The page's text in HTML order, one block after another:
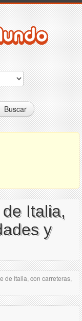
Buscar
Italia,
y
de Italia, con carreteras,